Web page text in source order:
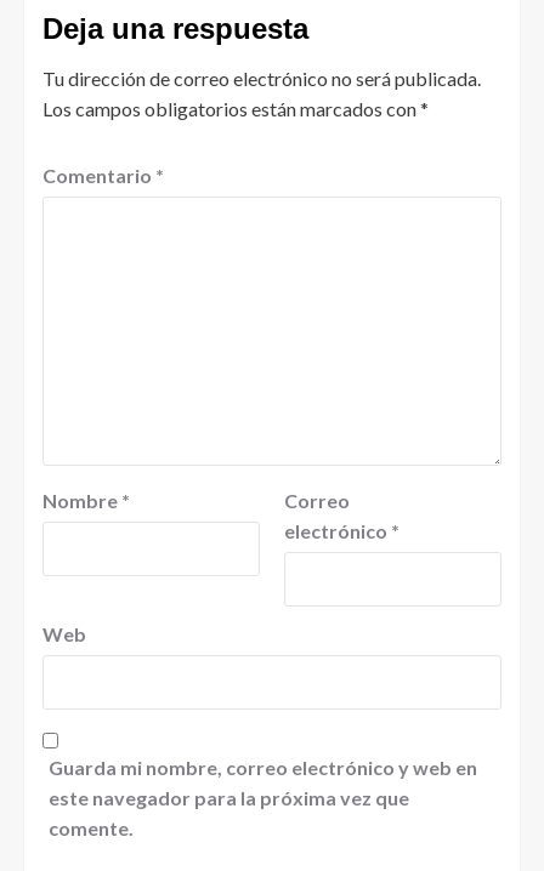
Deja una respuesta
Tu dirección de correo electrónico no será publicada.
Los campos obligatorios están marcados con*
Comentario *
Nombre *
Correo
electrónico *
Web
Guarda mi nombre, correo electrónico y web en
este navegador para la próxima vez que
comente.